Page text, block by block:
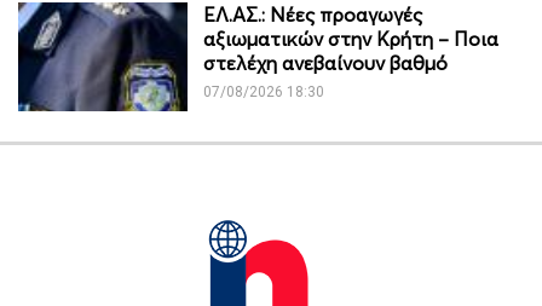
ΕΛ.ΑΣ.: Νέες προαγωγές
αξιωματικών στην Κρήτη – Ποια
στελέχη ανεβαίνουν βαθμό
07/08/2026 18:30